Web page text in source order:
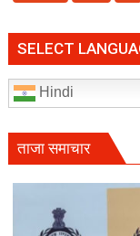
SELECT
Hindi
ताजा समाचार